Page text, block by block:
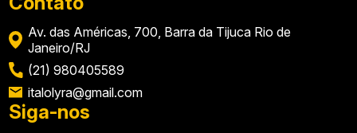
Av. das Américas, 700, Barra da Tijuca Rio de
Janeiro/RJ
(21) 980405589
italolyra@gmail.com
Siga-nos